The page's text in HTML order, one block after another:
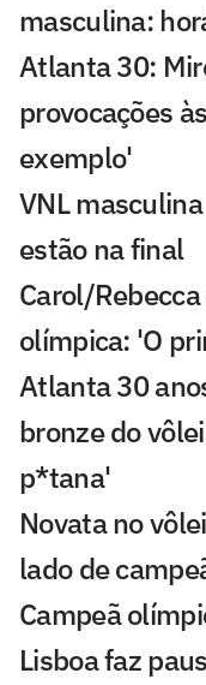
masculina:
Atlanta 30:
provocações
exemplo'
VNL
estão na final
Carol/
olímpica: 'O
Atlanta 30
bronze do
p*tana'
Novata no
lado de
Campeã
Lisboa faz